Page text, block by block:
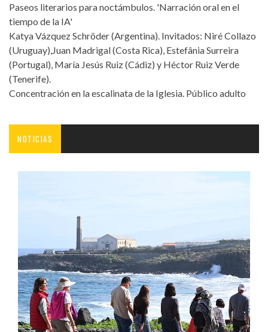
Paseos literarios para noctámbulos. 'Narración oral en el
tiempo de la IA'
Katya Vázquez Schröder (Argentina). Invitados: Niré Collazo
(Uruguay),Juan Madrigal (Costa Rica), Estefânia Surreira
(Portugal), María Jesús Ruiz (Cádiz) y Héctor Ruiz Verde
(Tenerife).
Concentración en la escalinata de la Iglesia. Público adulto
NOTICIAS